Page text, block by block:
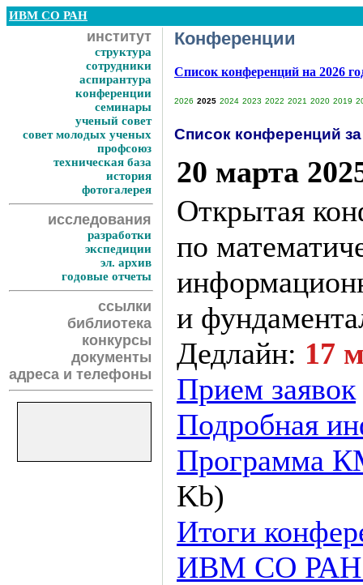
ИВМ СО РАН
институт
структура
сотрудники
аспирантура
конференции
семинары
ученый совет
совет молодых ученых
профсоюз
техническая база
история
фотогалерея
исследования
разработки
экспедиции
эл. архив
годовые отчеты
ссылки
библиотека
конкурсы
документы
адреса и телефоны
Конференции
Список конференций на 2026
2026 2025 2024 2023 2022 2021 2020 2019
Список конференций за
20 марта
Открытая
по
и
Дедлайн: 17
Прием заявок
Подробная
Программа
Kb)
Итоги
ИВМ СО